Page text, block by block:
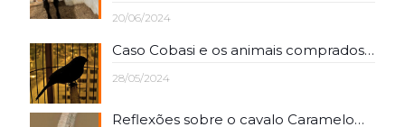
20/06/2024
Caso Cobasi e os animais comprados…
28/05/2024
Reflexões sobre o cavalo Caramelo…